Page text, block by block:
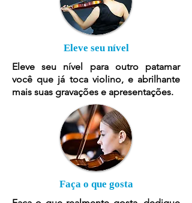
Eleve seu nível
Eleve seu nível para outro patamar
você que já toca violino, e abrilhante
mais suas gravações e apresentações.
Faça o que gosta